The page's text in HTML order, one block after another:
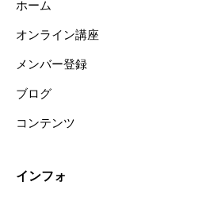
ホーム
オンライン講座
メンバー登録
ブログ
コンテンツ
インフォ